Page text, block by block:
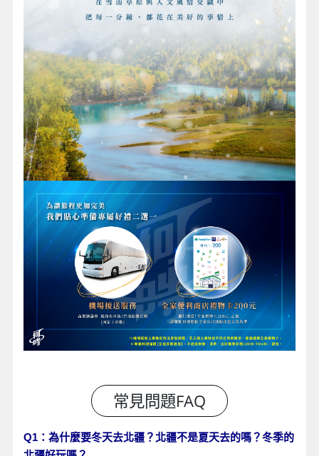
Q1：為什麼要冬天去北疆？北疆不是夏天去的嗎？冬季的